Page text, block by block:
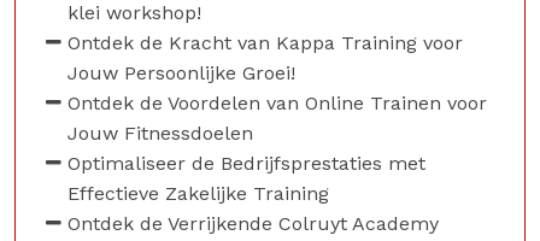
klei workshop!
Ontdek de Kracht van Kappa Training voor
Jouw Persoonlijke Groei!
Ontdek de Voordelen van Online Trainen voor
Jouw Fitnessdoelen
Optimaliseer de Bedrijfsprestaties met
Effectieve Zakelijke Training
Ontdek de Verrijkende Colruyt Academy